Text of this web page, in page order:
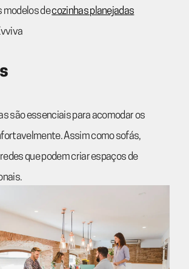
modelos decozinhas planejadas
são essenciais para acomodar os
Assim como sofás,
que podem criar espaços de